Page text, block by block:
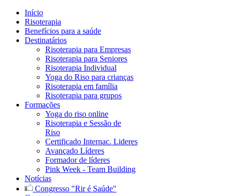
Início
Risoterapia
Benefícios para a saúde
Destinatários
Risoterapia para Empresas
Risoterapia para Seniores
Risoterapia Individual
Yoga do Riso para crianças
Risoterapia em família
Risoterapia para grupos
Formações
Yoga do riso online
Risoterapia e Sessão de
Riso
Certificado Internac. Lideres
Avançado Líderes
Formador de líderes
Pink Week - Team Building
Notícias
Congresso "Rir é Saúde"